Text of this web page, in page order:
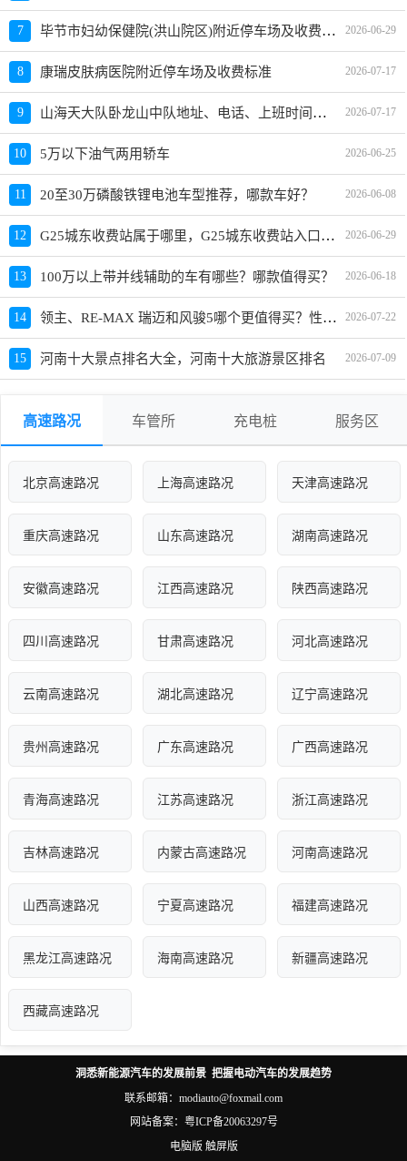
7 毕节市妇幼保健院(洪山院区)附近停车场及收费标准 2026-06-29
8 康瑞皮肤病医院附近停车场及收费标准 2026-07-17
9 山海天大队卧龙山中队地址、电话、上班时间、能处理违章吗 2026-07-17
10 5万以下油气两用轿车 2026-06-25
11 20至30万磷酸铁锂电池车型推荐，哪款车好？ 2026-06-08
12 G25城东收费站属于哪里，G25城东收费站入口的详细地址 2026-06-29
13 100万以上带并线辅助的车有哪些？哪款值得买？ 2026-06-18
14 领主、RE-MAX 瑞迈和风骏5哪个更值得买？性价比、配置对比 2026-07-22
15 河南十大景点排名大全，河南十大旅游景区排名 2026-07-09
高速路况 车管所 充电桩 服务区
北京高速路况 上海高速路况 天津高速路况
重庆高速路况 山东高速路况 湖南高速路况
安徽高速路况 江西高速路况 陕西高速路况
四川高速路况 甘肃高速路况 河北高速路况
云南高速路况 湖北高速路况 辽宁高速路况
贵州高速路况 广东高速路况 广西高速路况
青海高速路况 江苏高速路况 浙江高速路况
吉林高速路况 内蒙古高速路况 河南高速路况
山西高速路况 宁夏高速路况 福建高速路况
黑龙江高速路况 海南高速路况 新疆高速路况
西藏高速路况
洞悉新能源汽车的发展前景 把握电动汽车的发展趋势
联系邮箱：modiauto@foxmail.com
网站备案： 粤ICP备20063297号
电脑版 触屏版